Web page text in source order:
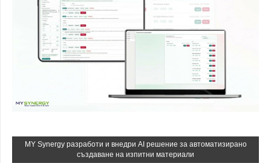
MY Synergy разработи и внедри AI решение за автоматизирано
създаване на изпитни материали